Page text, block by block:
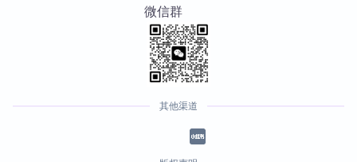
微信群
其他渠道